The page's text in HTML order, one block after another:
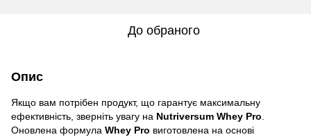
До обраного
Опис
Якщо вам потрібен продукт, що гарантує максимальну
ефективність, зверніть увагу на Nutriversum Whey Pro
Оновлена формула Whey Pro виготовлена на основі